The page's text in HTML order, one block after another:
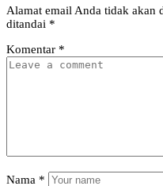
Alamat email Anda tidak akan
ditandai *
Komentar *
Nama *